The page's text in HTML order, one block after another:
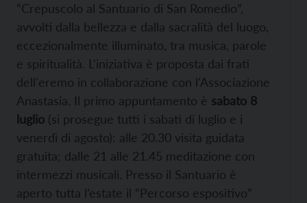
“Crepuscolo al Santuario di San Romedio”,
avvolti dalla bellezza e dalla sacralità del luogo,
eccezionalmente illuminato, tra musica, parole
e spiritualità. L'iniziativa è proposta dai frati
dell'eremo in collaborazione con l'Associazione
Anastasia. Il primo appuntamento è sabato 8
luglio (si prosegue tutti i sabati di luglio e i
venerdì di agosto): alle 20.30 visita guidata
gratuita; dalle 21 alle 21.45 meditazione con
intermezzi musicali. Presso il Santuario è
aperto tutta l’estate il “Percorso espositivo”